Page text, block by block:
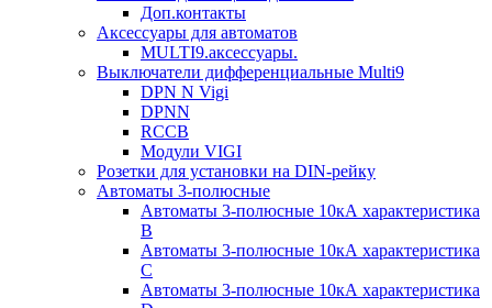
Доп.контакты
Аксессуары для автоматов
MULTI9.аксессуары.
Выключатели дифференциальные Multi9
DPN N Vigi
DPNN
RCCB
Модули VIGI
Розетки для установки на DIN-рейку
Автоматы 3-полюсные
Автоматы 3-полюсные 10кА характеристика
B
Автоматы 3-полюсные 10кА характеристика
C
Автоматы 3-полюсные 10кА характеристика